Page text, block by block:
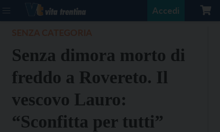
Accedi
Senza dimora morto di
freddo a Rovereto. Il
vescovo Lauro:
“Sconfitta per tutti”